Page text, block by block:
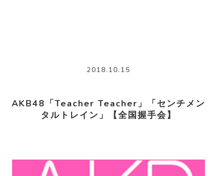
2018.10.15
AKB48「Teacher Teacher」「センチメン
タルトレイン」【全国握手会】